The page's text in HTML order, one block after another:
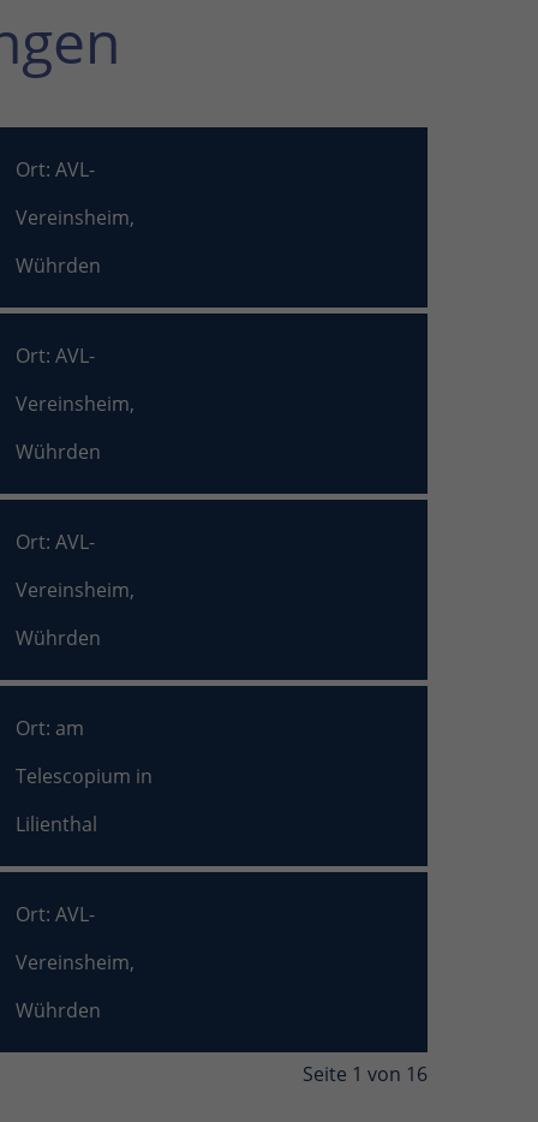
Ort: AVL-
Vereinsheim,
Wührden
Ort: AVL-
Vereinsheim,
Wührden
Ort: AVL-
Vereinsheim,
Wührden
Ort: am
Telescopium in
Lilienthal
Ort: AVL-
Vereinsheim,
Wührden
Seite 1 von 16